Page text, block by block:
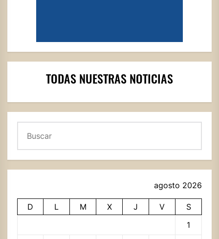
TODAS NUESTRAS NOTICIAS
agosto 2026
D L M X J V
S
1